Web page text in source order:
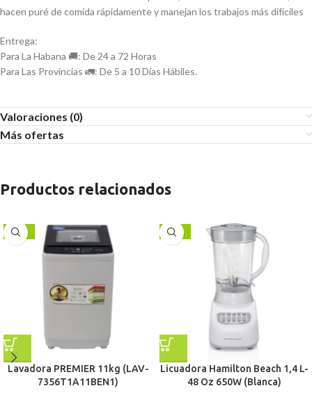
hacen puré de comida rápidamente y manejan los trabajos más difíciles
Entrega:
Para La Habana 🚚: De 24 a 72 Horas
Para Las Provincias 🚛: De 5 a 10 Días Hábiles.
Valoraciones (0)
Más ofertas
Productos relacionados
-24%
Lavadora PREMIER 11kg (LAV-
7356T1A11BEN1)
-17%
Licuadora Hamilton Beach 1,4 L-
48 Oz 650W (Blanca)